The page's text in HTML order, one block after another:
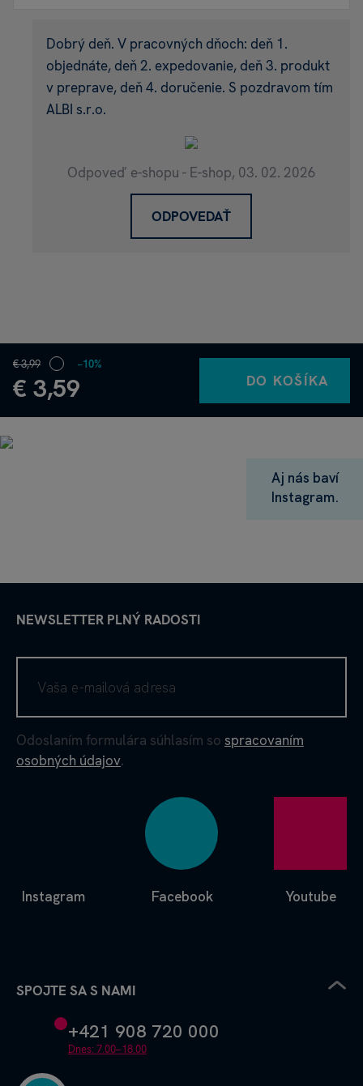
Dobrý deň. V pracovných dňoch: deň 1.
objednáte, deň 2. expedovanie, deň 3. produkt
v preprave, deň 4. doručenie. S pozdravom tím
ALBI s.r.o.
Odpoveď e-shopu - E-shop, 03. 02. 2026
ODPOVEDAŤ
€ 3,99
€ 3,59
−10%
DO KOŠÍKA
Aj nás baví
Instagram.
NEWSLETTER PLNÝ RADOSTI
Odoslaním formulára súhlasím so spracovaním
osobných údajov.
Facebook
Instagram Youtube
SPOJTE SA S NAMI
+421 908 720 000
Dnes: 7.00–18.00